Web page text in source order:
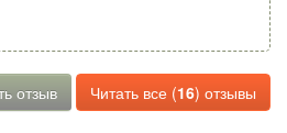
отзыв Читать все (16) отзывы